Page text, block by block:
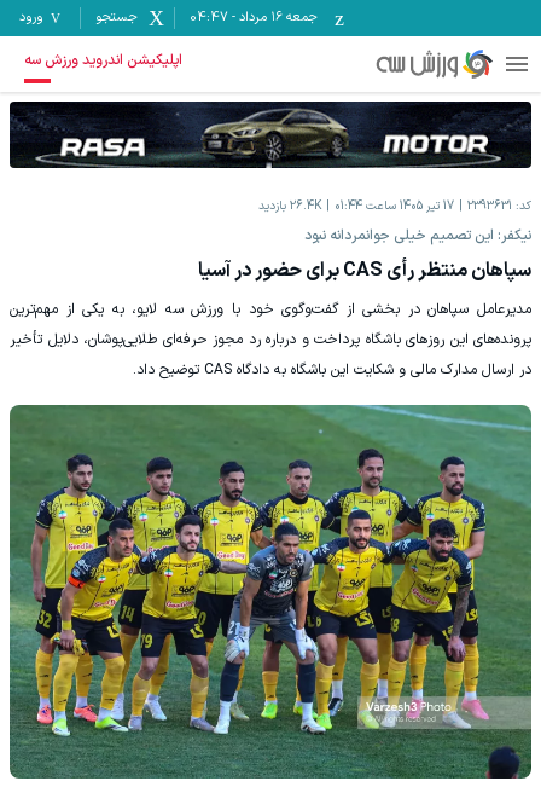
جمعه ۱۶ مرداد -
04:47 جستجو ورود
اپلیکیشن اندروید ورزش سه
کد: 2393631 17 تیر 1405 ساعت 01:44 26.4K بازدید
نیکفر: این تصمیم خیلی جوانمردانه نبود
سپاهان منتظر رأی CAS برای حضور در آسیا
مدیرعامل سپاهان در بخشی از گفت‌وگوی خود با ورزش سه لایو، به یکی از مهم‌ترین
پرونده‌های این روزهای باشگاه پرداخت و درباره رد مجوز حرفه‌ای طلایی‌پوشان، دلایل تأخیر
در ارسال مدارک مالی و شکایت این باشگاه به دادگاه CAS توضیح داد.